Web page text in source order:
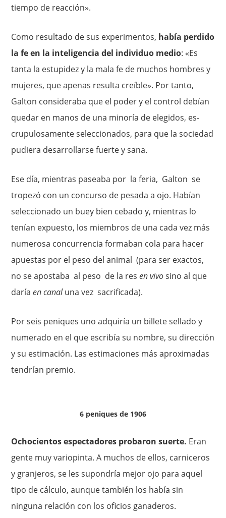
tiempo de reacción».
Como resultado de sus experimentos, había perdido
la fe en la inteligencia del individuo medio: «Es
tanta la estupidez y la mala fe de muchos hombres y
mujeres, que apenas resulta creíble». Por tanto,
Galton consideraba que el poder y el control debían
quedar en manos de una minoría de elegidos, es­
crupulosamente seleccionados, para que la sociedad
pudiera desarrollarse fuerte y sana.
Ese día, mientras paseaba por la feria, Galton se
tropezó con un concurso de pesada a ojo. Habían
seleccionado un buey bien cebado y, mientras lo
tenían expuesto, los miembros de una cada vez más
numerosa concurrencia formaban cola para hacer
apuestas por el peso del animal (para ser exactos,
no se apostaba al peso de la resen vivosino al que
daríaen canaluna vez sacrificada).
Por seis peniques uno adquiría un billete sellado y
numerado en el que escribía su nombre, su dirección
y su estimación. Las estimaciones más aproxi­madas
tendrían premio.
6 peniques de 1906
Ochocientos espectadores probaron suerte. Eran
gente muy variopinta. A muchos de ellos, carniceros
y granjeros, se les supon­dría mejor ojo para aquel
tipo de cálculo, aunque también los había sin
ninguna relación con los oficios ganaderos.